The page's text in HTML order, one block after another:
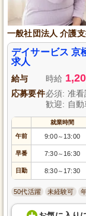
一般社団法人 介護
デイサービス 京
求人
給与 時給
応募要件必須: 准看
歓迎: 自動
就業時間
午前 9:00～ 13:00
早番 7:30～ 16:30
日勤 8:30～ 17:30
50代活躍 未経験可